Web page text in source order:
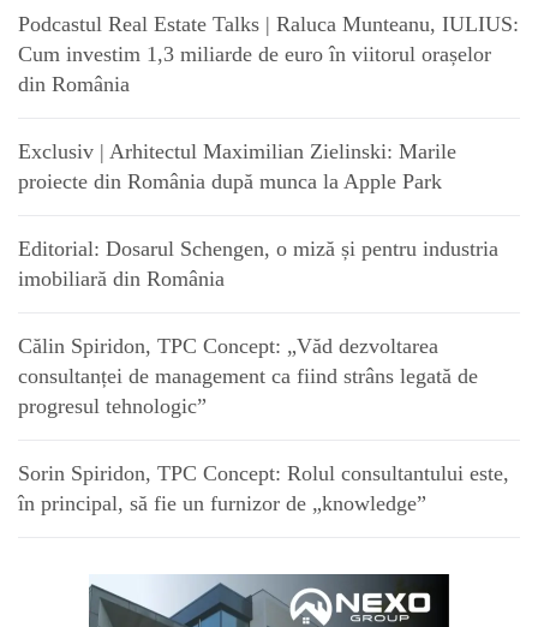
Podcastul Real Estate Talks | Raluca Munteanu, IULIUS:
Cum investim 1,3 miliarde de euro în viitorul orașelor
din România
Exclusiv | Arhitectul Maximilian Zielinski: Marile
proiecte din România după munca la Apple Park
Editorial: Dosarul Schengen, o miză și pentru industria
imobiliară din România
Călin Spiridon, TPC Concept: „Văd dezvoltarea
consultanței de management ca fiind strâns legată de
progresul tehnologic”
Sorin Spiridon, TPC Concept: Rolul consultantului este,
în principal, să fie un furnizor de „knowledge”